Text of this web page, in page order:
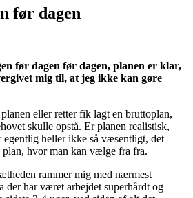
før dagen
før dagen før dagen, planen er klar,
mig til, at jeg ikke kan gøre
eller retter fik lagt en bruttoplan,
skulle opstå. Er planen realistisk,
egentlig heller ikke så væsentligt, det
plan, hvor man kan vælge fra fra.
rammer mig med nærmest
der har været arbejdet superhårdt og